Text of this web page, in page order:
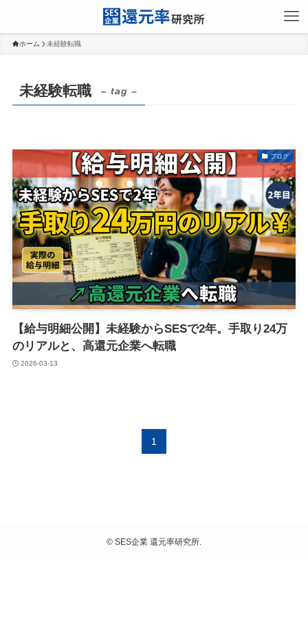
ホーム 未経験転職
未経験転職 – tag –
ブログ
【給与明細公開】未経験からSESで2年。手取り24万
のリアルと、高還元企業へ転職
2026-03-13
1
© SES企業 還元率研究所.